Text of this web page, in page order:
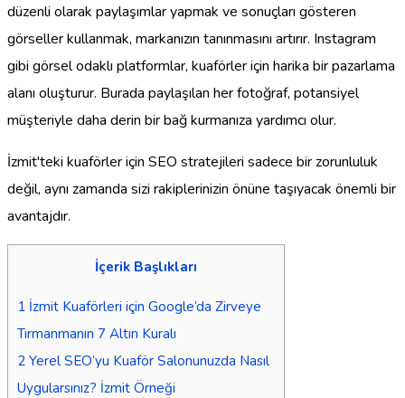
düzenli olarak paylaşımlar yapmak ve sonuçları gösteren
görseller kullanmak, markanızın tanınmasını artırır. Instagram
gibi görsel odaklı platformlar, kuaförler için harika bir pazarlama
alanı oluşturur. Burada paylaşılan her fotoğraf, potansiyel
müşteriyle daha derin bir bağ kurmanıza yardımcı olur.
İzmit'teki kuaförler için SEO stratejileri sadece bir zorunluluk
değil, aynı zamanda sizi rakiplerinizin önüne taşıyacak önemli bir
avantajdır.
İçerik Başlıkları
1 İzmit Kuaförleri için Google’da Zirveye
Tırmanmanın 7 Altın Kuralı
2 Yerel SEO’yu Kuaför Salonunuzda Nasıl
Uygularsınız? İzmit Örneği